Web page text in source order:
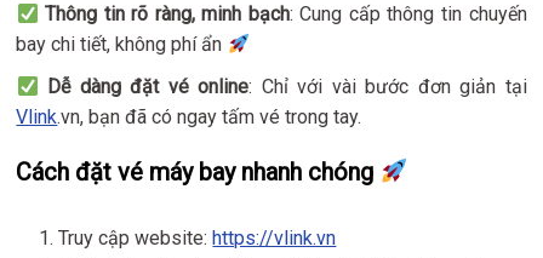
Thông tin rõ ràng, minh bạch: Cung cấp thông tin chuyến
bay chi tiết, không phí ẩn
Dễ dàng đặt vé online: Chỉ với vài bước đơn giản tại
Vlink.vn, bạn đã có ngay tấm vé trong tay.
Cách đặt vé máy bay nhanh chóng
Truy cập website: https://vlink.vn